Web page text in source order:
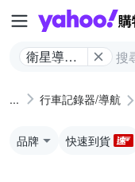
衛星導航
行車記錄器/導航
品牌 快速到貨